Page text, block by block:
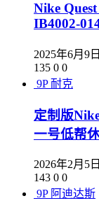
Nike
IB4002-
2025年6月9日
135 0 0
9P 耐克
定制版
一号低帮
2026年2月5日
143 0 0
9P 阿迪达斯